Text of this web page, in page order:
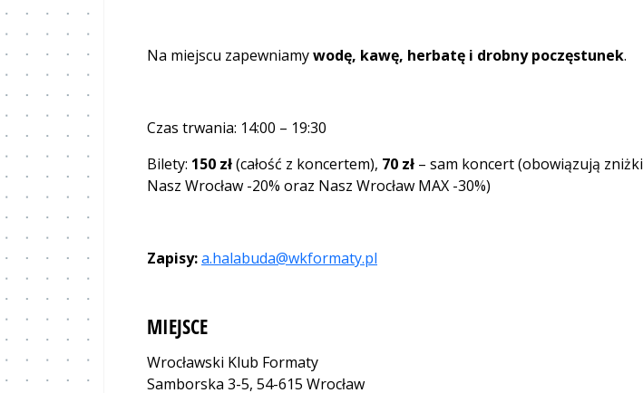
Na miejscu zapewniamywodę, kawę, herbatę i drobny poczęstunek.
Czas trwania: 14:00 – 19:30
Bilety: 150 zł(całość z koncertem), 70 zł – sam koncert (obowiązują zniżki
Nasz Wrocław -20% oraz Nasz Wrocław MAX -30%)
Zapisy:a.halabuda@wkformaty.pl
MIEJSCE
Wrocławski Klub Formaty
Samborska 3-5, 54-615 Wrocław